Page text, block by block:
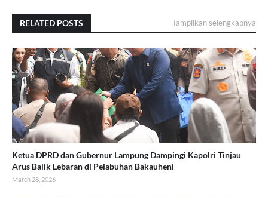
RELATED POSTS Tampilkan selengkapnya
Ketua DPRD dan Gubernur Lampung Dampingi Kapolri Tinjau
Arus Balik Lebaran di Pelabuhan Bakauheni
March 28, 2026